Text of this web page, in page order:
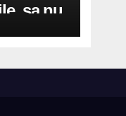
sa nu
sau sa